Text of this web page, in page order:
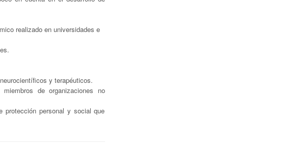
realizado en universidades e
y terapéuticos.
de organizaciones no
protección personal y social que